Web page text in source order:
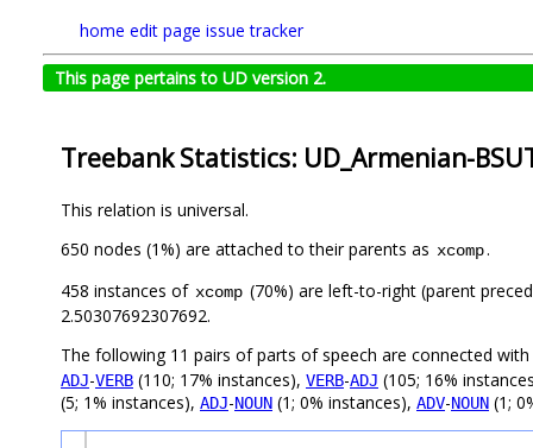
home edit page issue tracker
This page pertains to UD version 2.
Treebank Statistics: UD_Armenian-
This relation is universal.
650 nodes (1%) are attached to their parents as xcomp.
458 instances of xcomp (70%) are left-to-right (parent
2.50307692307692.
The following 11 pairs of parts of speech are connected with
ADJ-VERB (110; 17% instances), VERB-ADJ (105; 16%
(5; 1% instances), ADJ-NOUN (1; 0% instances), ADV-NOUN (1;